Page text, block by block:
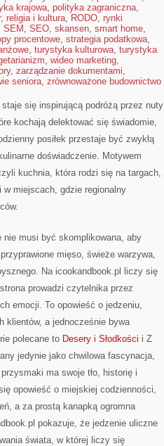
krajowa, polityka zagraniczna,
, religia i kultura, RODO, rynki
SEM , SEO, skansen, smart home,
procentowe, strategia podatkowa,
, turystyka kulturowa, turystyka
, wideo marketing,
, zarządzanie dokumentami,
seniora, zrównoważone budownictwo
się inspirującą podróżą przez nuty
kochają delektować się świadomie,
posiłek przestaje być zwykłą
doświadczenie. Motywem
kuchnia, która rodzi się na targach,
w miejscach, gdzie regionalny
nie musi być skomplikowana, aby
mięso, świeże warzywa,
Na icookandbook.pl liczy się
prowadzi czytelnika przez
emocji. To opowieść o jedzeniu,
klientów, a jednocześnie bywa
polecane to Desery i Słodkości i Z
jedynie jako chwilowa fascynacja,
ma swoje tło, historię i
opowieść o miejskiej codzienności,
a za prostą kanapką ogromna
pokazuje, że jedzenie uliczne
świata, w której liczy się